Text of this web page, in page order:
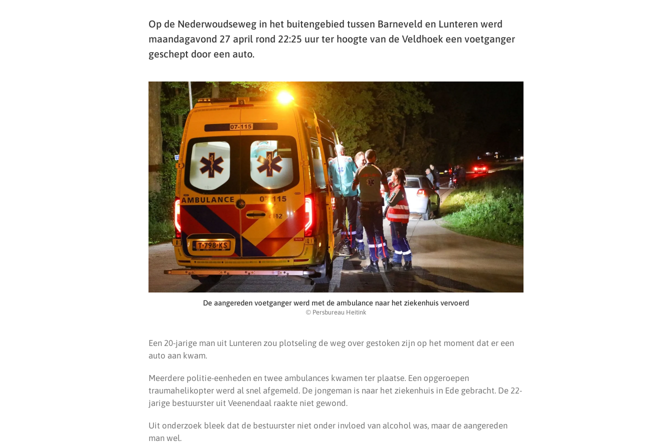
Op de Nederwoudseweg in het buitengebied tussen Barneveld en Lunteren werd
maandagavond 27 april rond 22:25 uur ter hoogte van de Veldhoek een voetganger
geschept door een auto.
De aangereden voetganger werd met de ambulance naar het ziekenhuis vervoerd
© Persbureau Heitink
Een 20-jarige man uit Lunteren zou plotseling de weg over gestoken zijn op het moment dat er een
auto aan kwam.
Meerdere politie-eenheden en twee ambulances kwamen ter plaatse. Een opgeroepen
traumahelikopter werd al snel afgemeld. De jongeman is naar het ziekenhuis in Ede gebracht. De 22-
jarige bestuurster uit Veenendaal raakte niet gewond.
Uit onderzoek bleek dat de bestuurster niet onder invloed van alcohol was, maar de aangereden
man wel.